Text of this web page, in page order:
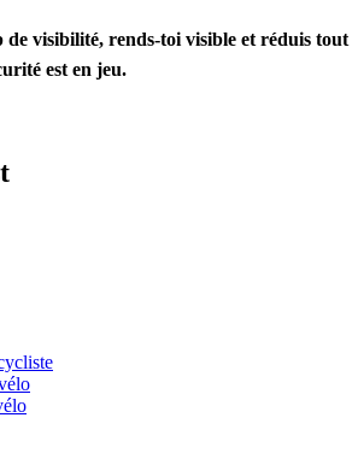
de visibilité, rends-toi visible et réduis tout
est en jeu.